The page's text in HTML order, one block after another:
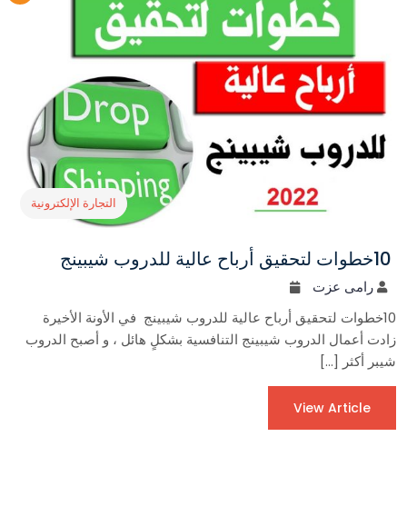
التجارة الإلكترونية
10خطوات لتحقيق أرباح عالية للدروب شيبينج
رامى عزت
10خطوات لتحقيق أرباح عالية للدروب شيبينج في الأونة الأخيرة
زادت أعمال الدروب شيبينج التنافسية بشكلٍ هائل ، و أصبح الدروب
شيبر أكثر […]
View Article